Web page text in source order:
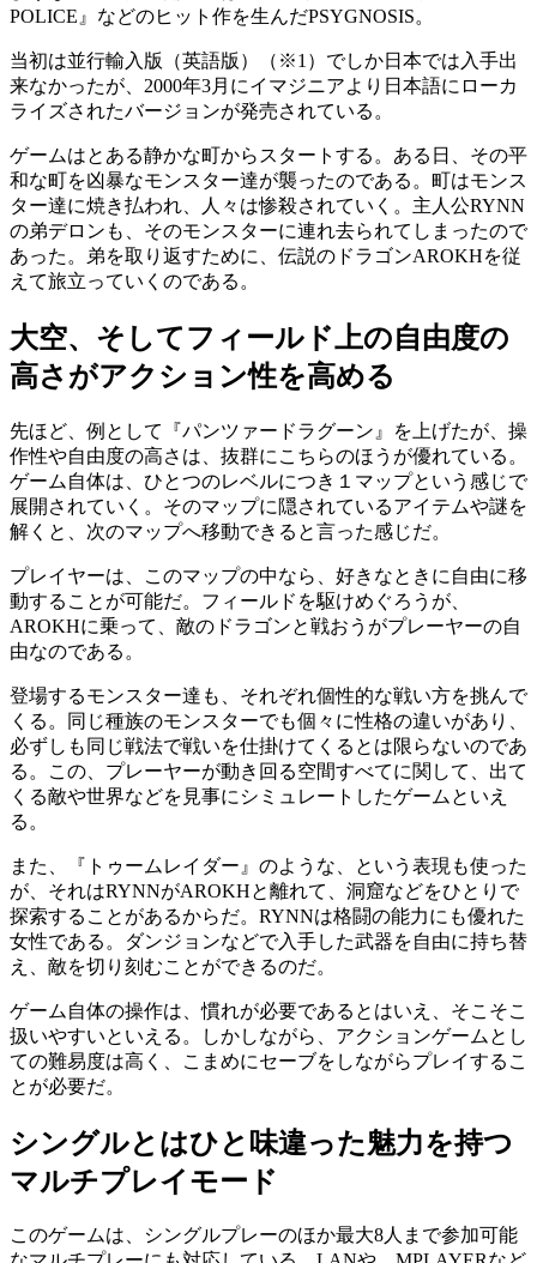
POLICE』などのヒット作を生んだPSYGNOSIS。
当初は並行輸入版（英語版）（※1）でしか日本では入手出
来なかったが、2000年3月にイマジニアより日本語にローカ
ライズされたバージョンが発売されている。
ゲームはとある静かな町からスタートする。ある日、その平
和な町を凶暴なモンスター達が襲ったのである。町はモンス
ター達に焼き払われ、人々は惨殺されていく。主人公RYNN
の弟デロンも、そのモンスターに連れ去られてしまったので
あった。弟を取り返すために、伝説のドラゴンAROKHを従
えて旅立っていくのである。
大空、そしてフィールド上の自由度の
高さがアクション性を高める
先ほど、例として『パンツァードラグーン』を上げたが、操
作性や自由度の高さは、抜群にこちらのほうが優れている。
ゲーム自体は、ひとつのレベルにつき１マップという感じで
展開されていく。そのマップに隠されているアイテムや謎を
解くと、次のマップへ移動できると言った感じだ。
プレイヤーは、このマップの中なら、好きなときに自由に移
動することが可能だ。フィールドを駆けめぐろうが、
AROKHに乗って、敵のドラゴンと戦おうがプレーヤーの自
由なのである。
登場するモンスター達も、それぞれ個性的な戦い方を挑んで
くる。同じ種族のモンスターでも個々に性格の違いがあり、
必ずしも同じ戦法で戦いを仕掛けてくるとは限らないのであ
る。この、プレーヤーが動き回る空間すべてに関して、出て
くる敵や世界などを見事にシミュレートしたゲームといえ
る。
また、『トゥームレイダー』のような、という表現も使った
が、それはRYNNがAROKHと離れて、洞窟などをひとりで
探索することがあるからだ。RYNNは格闘の能力にも優れた
女性である。ダンジョンなどで入手した武器を自由に持ち替
え、敵を切り刻むことができるのだ。
ゲーム自体の操作は、慣れが必要であるとはいえ、そこそこ
扱いやすいといえる。しかしながら、アクションゲームとし
ての難易度は高く、こまめにセーブをしながらプレイするこ
とが必要だ。
シングルとはひと味違った魅力を持つ
マルチプレイモード
このゲームは、シングルプレーのほか最大8人まで参加可能